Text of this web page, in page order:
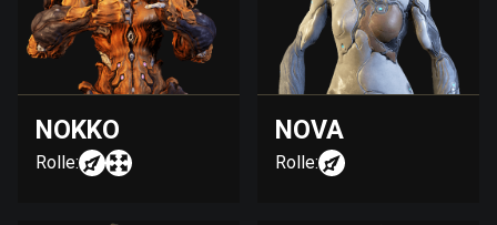
NOKKO
Rolle:
NOVA
Rolle: